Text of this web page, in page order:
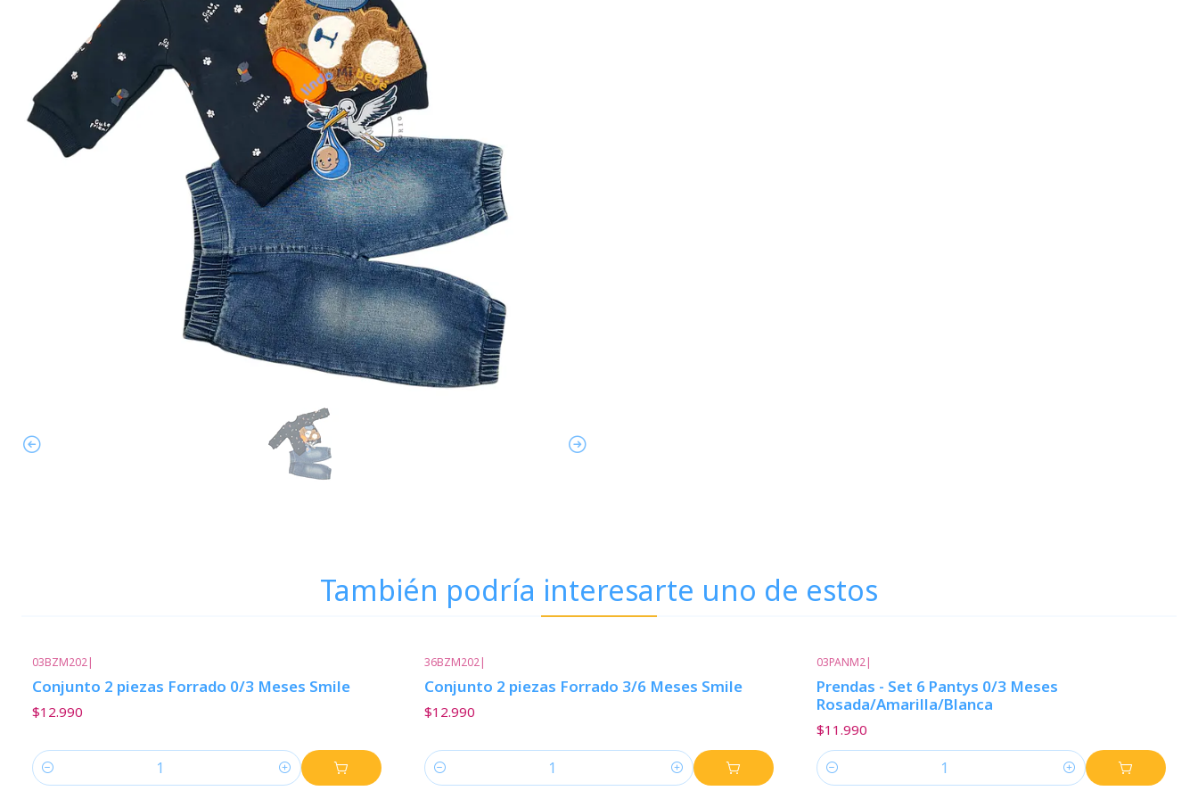
También podría interesarte uno de estos
03BZM202|
Conjunto 2 piezas Forrado 0/3 Meses Smile
$12.990
Cantidad
36BZM202|
Conjunto 2 piezas Forrado 3/6 Meses Smile
$12.990
Cantidad
03PANM2|
Prendas - Set 6 Pantys 0/3 Meses
Rosada/Amarilla/Blanca
$11.990
Cantidad